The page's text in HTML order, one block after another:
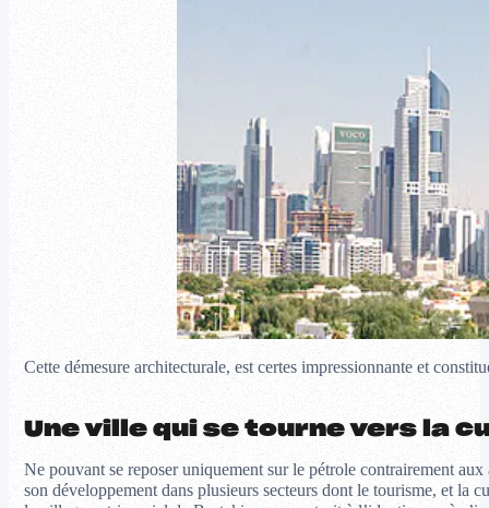
Cette démesure architecturale, est certes impressionnante et
Une ville qui se tourne vers la
Ne pouvant se reposer uniquement sur le pétrole contrairement
son développement dans plusieurs secteurs dont le tourisme, et la